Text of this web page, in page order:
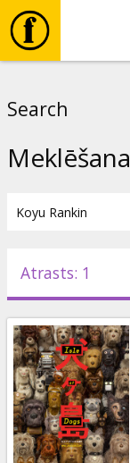
Pasākumi
Ziņas
Dāvanu
kartes
Search
Meklēšana
Atrasts: 1